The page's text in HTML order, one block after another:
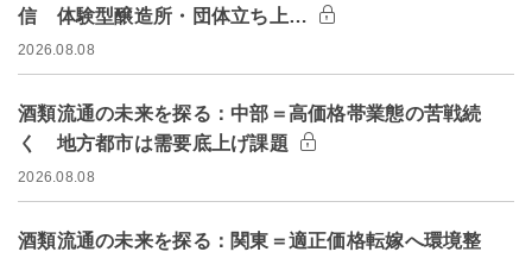
信 体験型醸造所・団体立ち上…
2026.08.08
酒類流通の未来を探る：中部＝高価格帯業態の苦戦続
く 地方都市は需要底上げ課題
2026.08.08
酒類流通の未来を探る：関東＝適正価格転嫁へ環境整